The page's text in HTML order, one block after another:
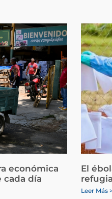
económica
cada día
El
Leer Más